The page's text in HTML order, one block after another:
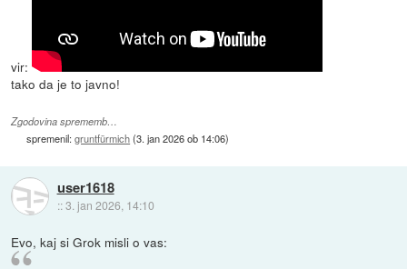
vir:
tako da je to javno!
Zgodovina sprememb…
spremenil:gruntfürmich(3. jan 2026 ob 14:06)
user1618
::3. jan 2026, 14:10
Evo, kaj si Grok misli o vas: